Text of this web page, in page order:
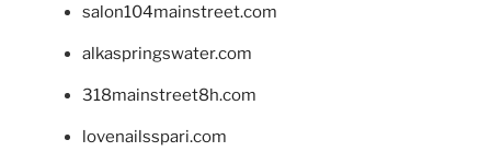
salon104mainstreet.com
alkaspringswater.com
318mainstreet8h.com
lovenailsspari.com